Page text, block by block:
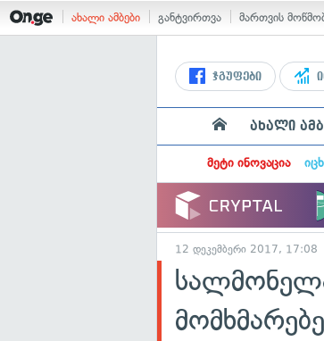
ახალი ამბები განტვირთვა მართვის
ჯგუფები
ახალი
მეტი ინოვაცია
12 დეკემბერი 2017, 17:08